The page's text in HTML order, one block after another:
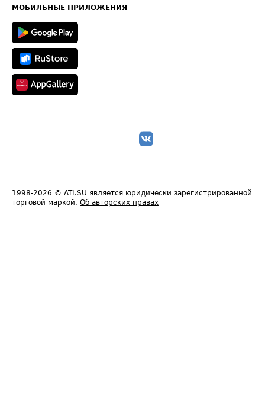
Техническая информация
МОБИЛЬНЫЕ ПРИЛОЖЕНИЯ
1998-2026 © ATI.SU является юридически зарегистрированной
торговой маркой. Об авторских правах